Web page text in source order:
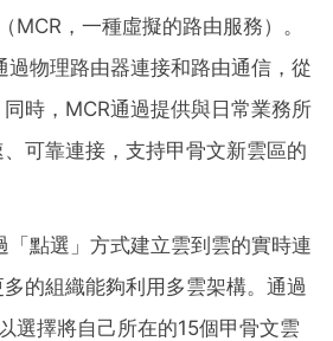
，一種虛擬的路由服務）。
過物理路由器連接和路由通信，從
時，MCR通過提供與日常業務所
可靠連接，支持甲骨文新雲區的
「點選」方式建立雲到雲的實時連
的組織能夠利用多雲架構。通過
選擇將自己所在的15個甲骨文雲